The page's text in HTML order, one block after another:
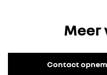
Meer
Contact